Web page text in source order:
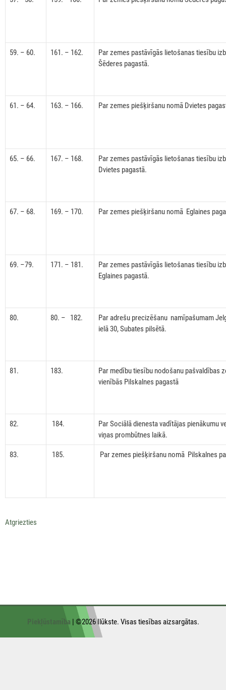
59. – 60. 161. – 162.
Par zemes pastāvīgās lietošanas tiesību
Šēderes pagastā.
61. – 64. 163. – 166. Par zemes piešķiršanu nomā Dvietes
65. – 66. 167. – 168.
Par zemes pastāvīgās lietošanas tiesību
Dvietes pagastā.
67. – 68. 169. – 170. Par zemes piešķiršanu nomā Eglaines
69. –79. 171. – 181.
Par zemes pastāvīgās lietošanas tiesību
Eglaines pagastā.
80. 80. – 182.
Par adrešu precizēšanu namīpašumam
ielā 30, Subates pilsētā.
81. 183.
Par medību tiesību nodošanu pašvaldības
vienībās Pilskalnes pagastā
82. 184.
Par Sociālā dienesta vadītājas pienākumu
viņas prombūtnes laikā.
83. 185. Par zemes piešķiršanu nomā Pilskalnes
Atgriezties
Piekļūstamība| ©2026 Ilūkste. Visas tiesības aizsargātas.